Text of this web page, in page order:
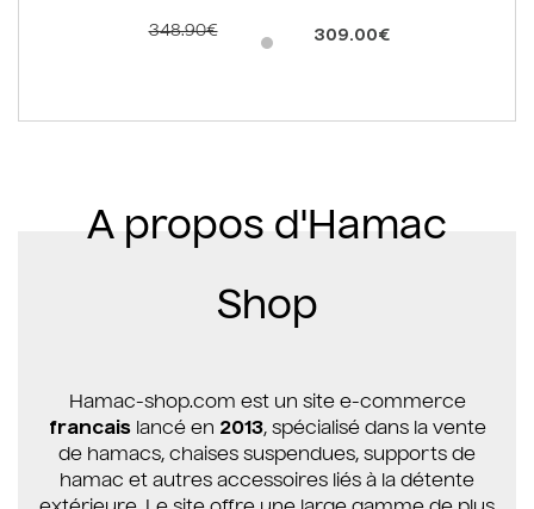
348.90€ 309.00€
A propos d'Hamac
Shop
Hamac-shop.com est un site e-commerce
francaislancé en 2013, spécialisé dans la vente
de hamacs, chaises suspendues, supports de
hamac et autres accessoires liés à la détente